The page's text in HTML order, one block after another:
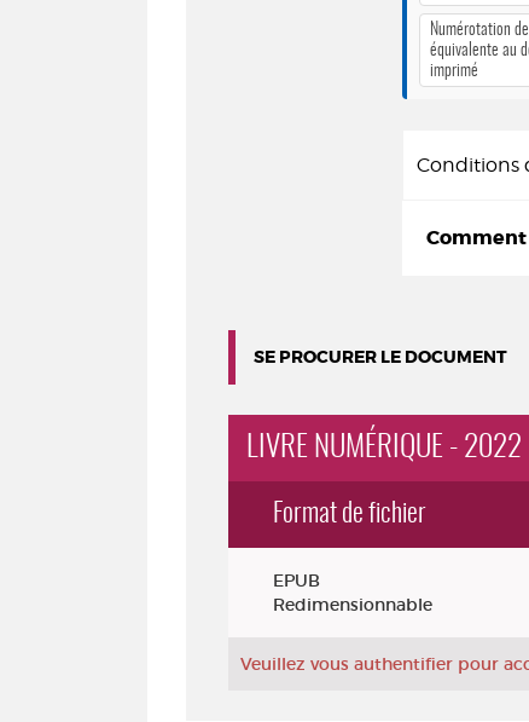
Numérotation
équivalente au
imprimé
Conditions
SE PROCURER LE DOCUMENT
LIVRE NUMÉRIQUE - 2022
Format de fichier
EPUB
Redimensionnable
Veuillez vous authentifier pour